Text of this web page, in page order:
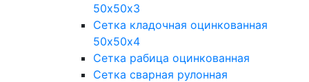
50х50х3
Сетка кладочная оцинкованная
50х50х4
Сетка рабица оцинкованная
Сетка сварная рулонная